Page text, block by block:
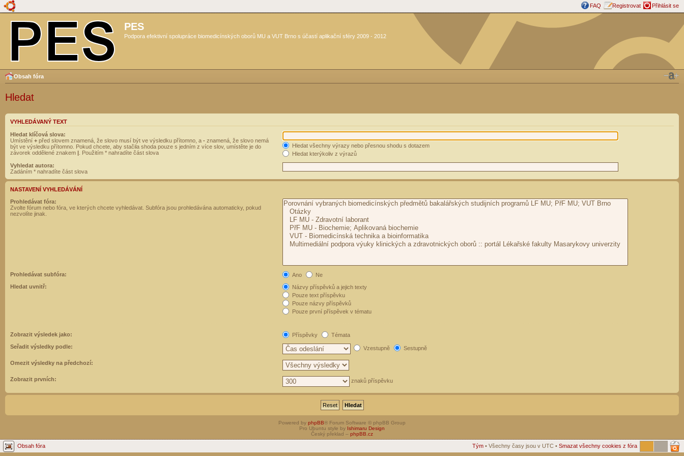
FAQ Registrovat Přihlásit se
PES
Podpora efektivní spolupráce biomedicínských oborů MU a VUT Brno s účastí aplikační sféry 2009 - 2012
Obsah fóra
Hledat
VYHLEDÁVANÝ TEXT
Hledat klíčová slova:
Umístění + před slovem znamená, že slovo musí být ve výsledku přítomno, a - znamená, že slovo nemá
být ve výsledku přítomno. Pokud chcete, aby stačila shoda pouze s jedním z více slov, umístěte je do
závorek oddělené znakem | . Použitím * nahradíte část slova
Hledat všechny výrazy nebo přesnou shodu s dotazem
Hledat kterýkoliv z výrazů
Vyhledat autora:
Zadáním * nahradíte část slova
NASTAVENÍ VYHLEDÁVÁNÍ
Prohledávat fóra:
Zvolte fórum nebo fóra, ve kterých chcete vyhledávat. Subfóra jsou prohledávána automaticky, pokud
nezvolíte jinak.
Prohledávat subfóra: Ano
Ne
Hledat uvnitř:
Názvy příspěvků a jejich texty
Pouze text příspěvku
Pouze názvy příspěvků
Pouze první příspěvek v tématu
Zobrazit výsledek jako: Příspěvky
Témata
Seřadit výsledky podle:
Vzestupně Sestupně
Omezit výsledky na předchozí:
Zobrazit prvních: znaků příspěvku
Powered by phpBB® Forum Software © phpBB Group
Pro Ubuntu style by Ishimaru Design
Český překlad – phpBB.cz
Obsah fóra Tým • Všechny časy jsou v UTC • Smazat všechny cookies z fóra